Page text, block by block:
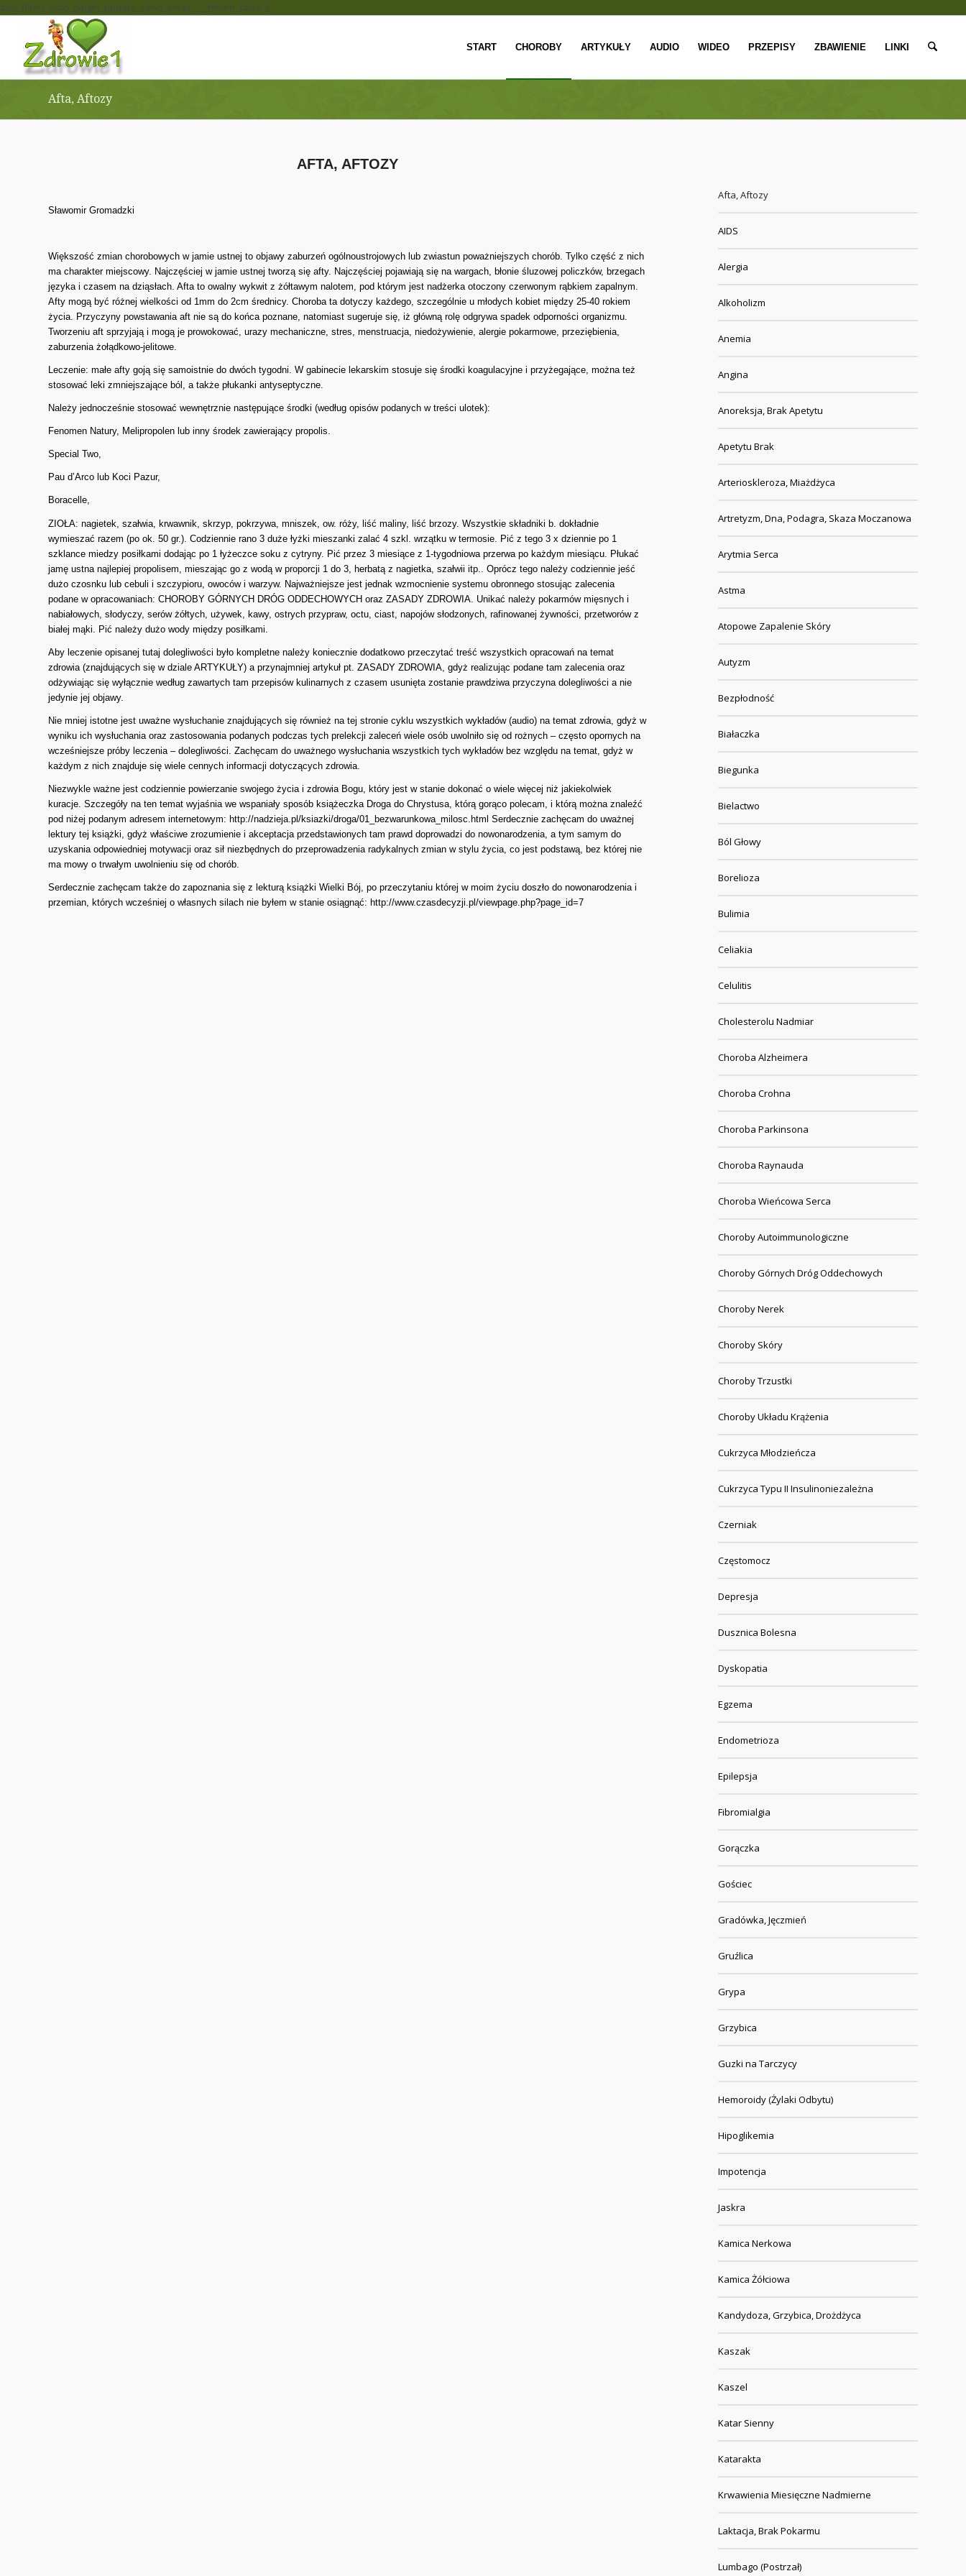
add_filter( 'auto_plugin_update_send_email', '__return_false' );
START CHOROBY ARTYKUŁY AUDIO WIDEO PRZEPISY ZBAWIENIE LINKI
Afta, Aftozy
AFTA, AFTOZY
Sławomir Gromadzki
Większość zmian chorobowych w jamie ustnej to objawy zaburzeń ogólnoustrojowych lub zwiastun poważniejszych chorób. Tylko część z nich
ma charakter miejscowy. Najczęściej w jamie ustnej tworzą się afty. Najczęściej pojawiają się na wargach, błonie śluzowej policzków, brzegach
języka i czasem na dziąsłach. Afta to owalny wykwit z żółtawym nalotem, pod którym jest nadżerka otoczony czerwonym rąbkiem zapalnym.
Afty mogą być różnej wielkości od 1mm do 2cm średnicy. Choroba ta dotyczy każdego, szczególnie u młodych kobiet między 25-40 rokiem
życia. Przyczyny powstawania aft nie są do końca poznane, natomiast sugeruje się, iż główną rolę odgrywa spadek odporności organizmu.
Tworzeniu aft sprzyjają i mogą je prowokować, urazy mechaniczne, stres, menstruacja, niedożywienie, alergie pokarmowe, przeziębienia,
zaburzenia żołądkowo-jelitowe.
Leczenie: małe afty goją się samoistnie do dwóch tygodni. W gabinecie lekarskim stosuje się środki koagulacyjne i przyżegające, można też
stosować leki zmniejszające ból, a także płukanki antyseptyczne.
Należy jednocześnie stosować wewnętrznie następujące środki (według opisów podanych w treści ulotek):
Fenomen Natury, Melipropolen lub inny środek zawierający propolis.
Special Two,
Pau d’Arco lub Koci Pazur,
Boracelle,
ZIOŁA: nagietek, szałwia, krwawnik, skrzyp, pokrzywa, mniszek, ow. róży, liść maliny, liść brzozy. Wszystkie składniki b. dokładnie
wymieszać razem (po ok. 50 gr.). Codziennie rano 3 duże łyżki mieszanki zalać 4 szkl. wrzątku w termosie. Pić z tego 3 x dziennie po 1
szklance miedzy posiłkami dodając po 1 łyżeczce soku z cytryny. Pić przez 3 miesiące z 1-tygodniowa przerwa po każdym miesiącu. Płukać
jamę ustna najlepiej propolisem, mieszając go z wodą w proporcji 1 do 3, herbatą z nagietka, szałwii itp.. Oprócz tego należy codziennie jeść
dużo czosnku lub cebuli i szczypioru, owoców i warzyw. Najważniejsze jest jednak wzmocnienie systemu obronnego stosując zalecenia
podane w opracowaniach: CHOROBY GÓRNYCH DRÓG ODDECHOWYCH oraz ZASADY ZDROWIA. Unikać należy pokarmów mięsnych i
nabiałowych, słodyczy, serów żółtych, używek, kawy, ostrych przypraw, octu, ciast, napojów słodzonych, rafinowanej żywności, przetworów z
białej mąki. Pić należy dużo wody między posiłkami.
Aby leczenie opisanej tutaj dolegliwości było kompletne należy koniecznie dodatkowo przeczytać treść wszystkich opracowań na temat
zdrowia (znajdujących się w dziale ARTYKUŁY) a przynajmniej artykuł pt. ZASADY ZDROWIA, gdyż realizując podane tam zalecenia oraz
odżywiając się wyłącznie według zawartych tam przepisów kulinarnych z czasem usunięta zostanie prawdziwa przyczyna dolegliwości a nie
jedynie jej objawy.
Nie mniej istotne jest uważne wysłuchanie znajdujących się również na tej stronie cyklu wszystkich wykładów (audio) na temat zdrowia, gdyż w
wyniku ich wysłuchania oraz zastosowania podanych podczas tych prelekcji zaleceń wiele osób uwolniło się od rożnych – często opornych na
wcześniejsze próby leczenia – dolegliwości. Zachęcam do uważnego wysłuchania wszystkich tych wykładów bez względu na temat, gdyż w
każdym z nich znajduje się wiele cennych informacji dotyczących zdrowia.
Niezwykle ważne jest codziennie powierzanie swojego życia i zdrowia Bogu, który jest w stanie dokonać o wiele więcej niż jakiekolwiek
kuracje. Szczegóły na ten temat wyjaśnia we wspaniały sposób książeczka Droga do Chrystusa, którą gorąco polecam, i którą można znaleźć
pod niżej podanym adresem internetowym: http://nadzieja.pl/ksiazki/droga/01_bezwarunkowa_milosc.html Serdecznie zachęcam do uważnej
lektury tej książki, gdyż właściwe zrozumienie i akceptacja przedstawionych tam prawd doprowadzi do nowonarodzenia, a tym samym do
uzyskania odpowiedniej motywacji oraz sił niezbędnych do przeprowadzenia radykalnych zmian w stylu życia, co jest podstawą, bez której nie
ma mowy o trwałym uwolnieniu się od chorób.
Serdecznie zachęcam także do zapoznania się z lekturą książki Wielki Bój, po przeczytaniu której w moim życiu doszło do nowonarodzenia i
przemian, których wcześniej o własnych silach nie byłem w stanie osiągnąć: http://www.czasdecyzji.pl/viewpage.php?page_id=7
Afta, Aftozy
AIDS
Alergia
Alkoholizm
Anemia
Angina
Anoreksja, Brak Apetytu
Apetytu Brak
Arterioskleroza, Miażdżyca
Artretyzm, Dna, Podagra, Skaza Moczanowa
Arytmia Serca
Astma
Atopowe Zapalenie Skóry
Autyzm
Bezpłodność
Białaczka
Biegunka
Bielactwo
Ból Głowy
Borelioza
Bulimia
Celiakia
Celulitis
Cholesterolu Nadmiar
Choroba Alzheimera
Choroba Crohna
Choroba Parkinsona
Choroba Raynauda
Choroba Wieńcowa Serca
Choroby Autoimmunologiczne
Choroby Górnych Dróg Oddechowych
Choroby Nerek
Choroby Skóry
Choroby Trzustki
Choroby Układu Krążenia
Cukrzyca Młodzieńcza
Cukrzyca Typu II Insulinoniezależna
Czerniak
Częstomocz
Depresja
Dusznica Bolesna
Dyskopatia
Egzema
Endometrioza
Epilepsja
Fibromialgia
Gorączka
Gościec
Gradówka, Jęczmień
Gruźlica
Grypa
Grzybica
Guzki na Tarczycy
Hemoroidy (Żylaki Odbytu)
Hipoglikemia
Impotencja
Jaskra
Kamica Nerkowa
Kamica Żółciowa
Kandydoza, Grzybica, Drożdżyca
Kaszak
Kaszel
Katar Sienny
Katarakta
Krwawienia Miesięczne Nadmierne
Laktacja, Brak Pokarmu
Lumbago (Postrzał)